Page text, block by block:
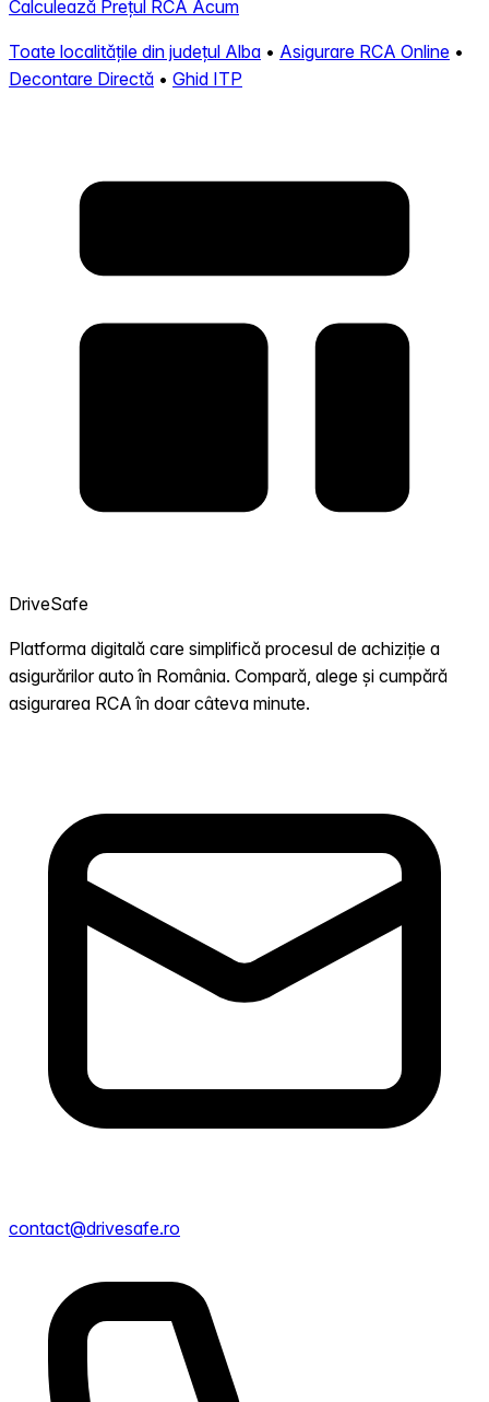
Calculează Prețul RCA Acum
Toate localitățile din județul Alba • Asigurare RCA Online •
Decontare Directă • Ghid ITP
DriveSafe
Platforma digitală care simplifică procesul de achiziție a
asigurărilor auto în România. Compară, alege și cumpără
asigurarea RCA în doar câteva minute.
contact@drivesafe.ro